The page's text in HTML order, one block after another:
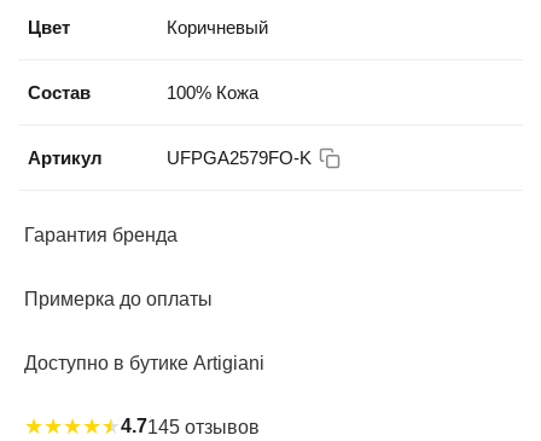
Цвет Коричневый
Состав 100% Кожа
Артикул UFPGA2579FO-K
Гарантия бренда
Примерка до оплаты
Доступно в бутике Artigiani
★★★★★4.7145 отзывов